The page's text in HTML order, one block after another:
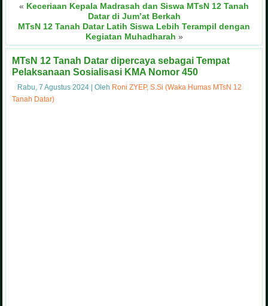
« Keceriaan Kepala Madrasah dan Siswa MTsN 12 Tanah
Datar di Jum’at Berkah
MTsN 12 Tanah Datar Latih Siswa Lebih Terampil dengan
Kegiatan Muhadharah »
MTsN 12 Tanah Datar dipercaya sebagai Tempat
Pelaksanaan Sosialisasi KMA Nomor 450
Rabu, 7 Agustus 2024 |Oleh Roni ZYEP, S.Si (Waka Humas MTsN 12
Tanah Datar)